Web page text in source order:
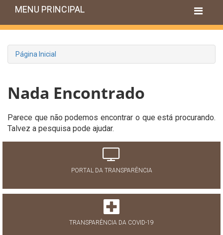
MENU PRINCIPAL
Página Inicial
Nada Encontrado
Parece que não podemos encontrar o que está procurando.
Talvez a pesquisa pode ajudar.
PORTAL DA TRANSPARÊNCIA
TRANSPARÊNCIA DA COVID-19